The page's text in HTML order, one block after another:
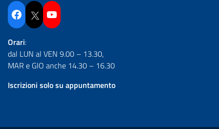
Facebook Twitter YouTube
Orari:
dal LUN al VEN 9.00 – 13.30,
MAR e GIO anche 14.30 – 16.30
Iscrizioni solo su appuntamento